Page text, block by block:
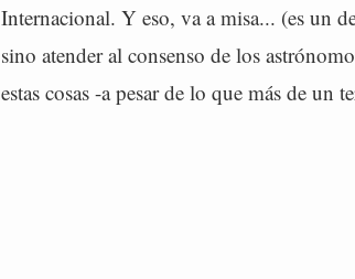
Internacional. Y eso, va a misa... (es un
sino atender al consenso de los
estas cosas -a pesar de lo que más de un